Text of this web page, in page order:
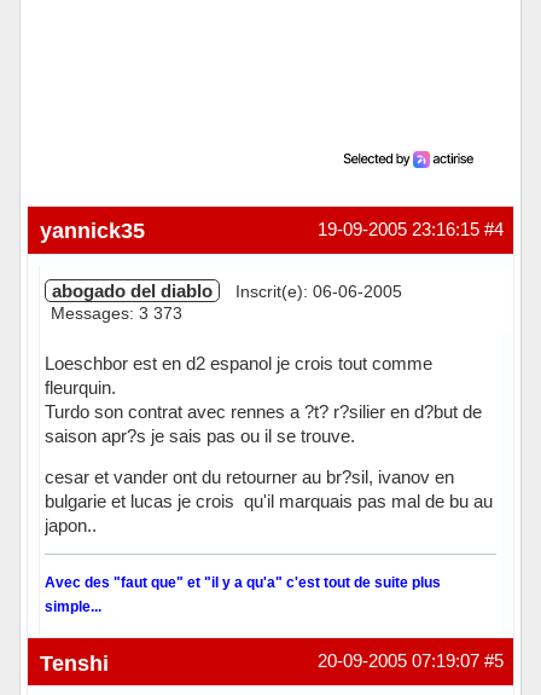
#4
19-09-2005 23:16:15
yannick35
abogado del diablo
Inscrit(e): 06-06-2005
Messages: 3 373
Loeschbor est en d2 espanol je crois tout comme
fleurquin.
Turdo son contrat avec rennes a ?t? r?silier en d?but de
saison apr?s je sais pas ou il se trouve.
cesar et vander ont du retourner au br?sil, ivanov en
bulgarie et lucas je crois qu'il marquais pas mal de bu au
japon..
Avec des "faut que" et "il y a qu'a" c'est tout de suite plus
simple...
Hors ligne #5
20-09-2005 07:19:07
Tenshi